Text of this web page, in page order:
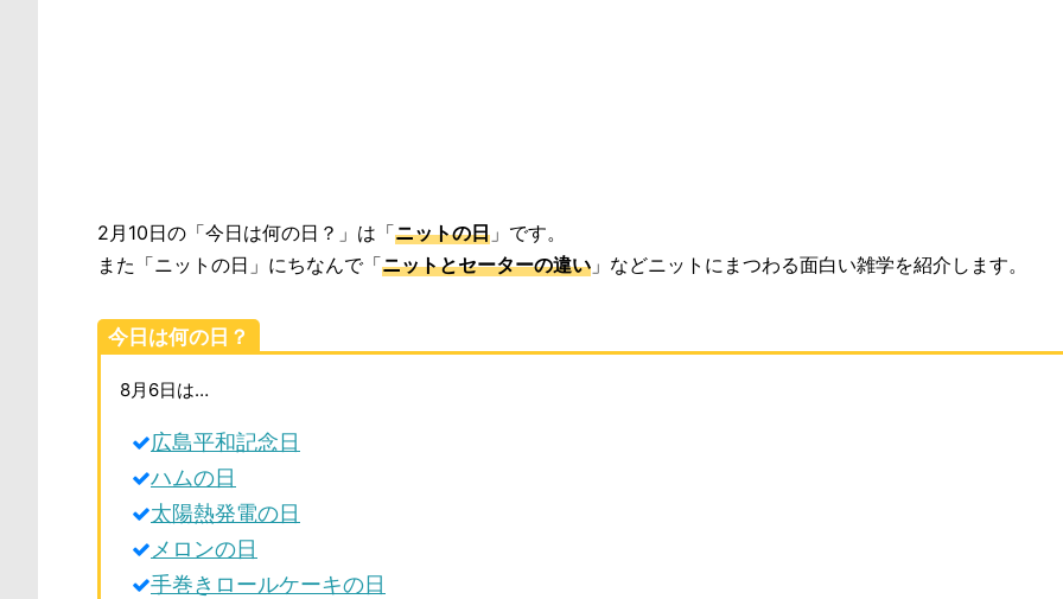
2月10日の「今日は何の日？」は「ニットの日 」です。
また「ニットの日」にちなんで「ニットとセーターの違い 」などニットにまつわる面白い雑学を紹介します。
今日は何の日？
8月6日は…
広島平和記念日
ハムの日
太陽熱発電の日
メロンの日
手巻きロールケーキの日